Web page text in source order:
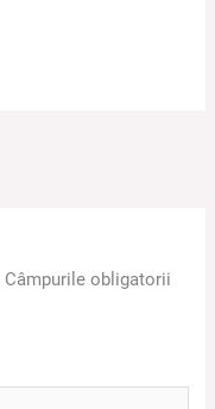
Câmpurile obligatorii